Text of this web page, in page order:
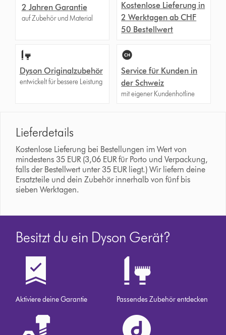
2 Jahren Garantie
auf Zubehör und Material
Kostenlose Lieferung in
2 Werktagen ab CHF
50 Bestellwert
Dyson Originalzubehör
entwickelt für bessere Leistung
Service für Kunden in
der Schweiz
mit eigener Kundenhotline
Lieferdetails
Kostenlose Lieferung bei Bestellungen im Wert von
mindestens 35 EUR (3,06 EUR für Porto und Verpackung,
falls der Bestellwert unter 35 EUR liegt.) Wir liefern deine
Ersatzteile und dein Zubehör innerhalb von fünf bis
sieben Werktagen.
Besitzt du ein Dyson Gerät?
Aktiviere deine Garantie Passendes Zubehör entdecken